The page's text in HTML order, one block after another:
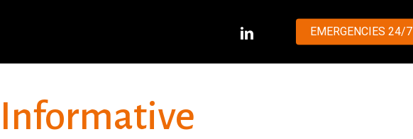
EMERGENCIES 24/7
LINKEDIN
Informative